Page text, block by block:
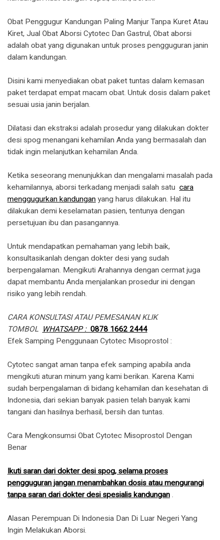
Obat Penggugur Kandungan Paling Manjur Tanpa Kuret Atau
Kiret, Jual Obat Aborsi Cytotec Dan Gastrul, Obat aborsi
adalah obat yang digunakan untuk proses pengguguran janin
dalam kandungan.
Disini kami menyediakan obat paket tuntas dalam kemasan
paket terdapat empat macam obat. Untuk dosis dalam paket
sesuai usia janin berjalan.
Dilatasi dan ekstraksi adalah prosedur yang dilakukan dokter
desi spog menangani kehamilan Anda yang bermasalah dan
tidak ingin melanjutkan kehamilan Anda.
Ketika seseorang menunjukkan dan mengalami masalah pada
kehamilannya, aborsi terkadang menjadi salah satu cara
menggugurkan kandungan yang harus dilakukan. Hal itu
dilakukan demi keselamatan pasien, tentunya dengan
persetujuan ibu dan pasangannya.
Untuk mendapatkan pemahaman yang lebih baik,
konsultasikanlah dengan dokter desi yang sudah
berpengalaman. Mengikuti Arahannya dengan cermat juga
dapat membantu Anda menjalankan prosedur ini dengan
risiko yang lebih rendah.
CARA KONSULTASI ATAU PEMESANAN KLIK
TOMBOL
WHATSAPP : 0878 1662 2444
​Efek Samping Penggunaan Cytotec Misoprostol :
Cytotec sangat aman tanpa efek samping apabila anda
mengikuti aturan minum yang kami berikan. Karena Kami
sudah berpengalaman di bidang kehamilan dan kesehatan di
Indonesia, dari sekian banyak pasien telah banyak kami
tangani dan hasilnya berhasil, bersih dan tuntas.
Cara Mengkonsumsi Obat Cytotec Misoprostol Dengan
Benar
Ikuti saran dari dokter desi spog, selama proses
pengguguran jangan menambahkan dosis atau mengurangi
tanpa saran dari dokter desi spesialis kandungan .
Alasan Perempuan Di Indonesia Dan Di Luar Negeri Yang
Ingin Melakukan Aborsi.